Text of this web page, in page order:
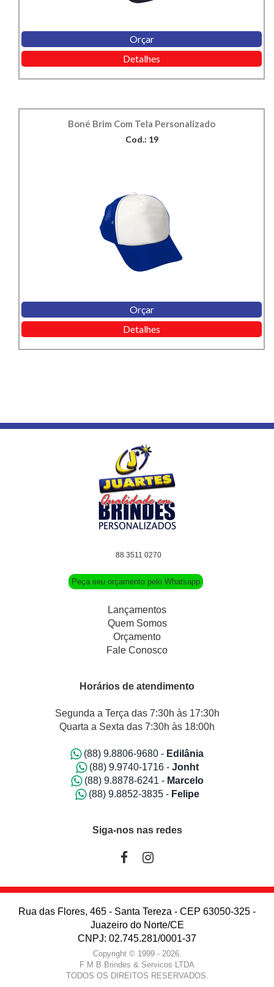
Orçar
Detalhes
Boné Brim Com Tela Personalizado
Cod.: 19
Orçar
Detalhes
88 3511 0270
Peça seu orçamento pelo Whatsapp
Lançamentos
Quem Somos
Orçamento
Fale Conosco
Horários de atendimento
Segunda a Terça das 7:30h às 17:30h
Quarta a Sexta das 7:30h às 18:00h
(88) 9.8806-9680 - Edilânia
(88) 9.9740-1716 - Jonht
(88) 9.8878-6241 - Marcelo
(88) 9.8852-3835 - Felipe
Siga-nos nas redes
Rua das Flores, 465 - Santa Tereza - CEP 63050-325 -
Juazeiro do Norte/CE
CNPJ: 02.745.281/0001-37
Copyright © 1999 - 2026.
F M B Brindes & Servicos LTDA
TODOS OS DIREITOS RESERVADOS.